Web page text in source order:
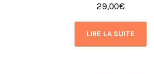
29,00€
LIRE LA SUITE